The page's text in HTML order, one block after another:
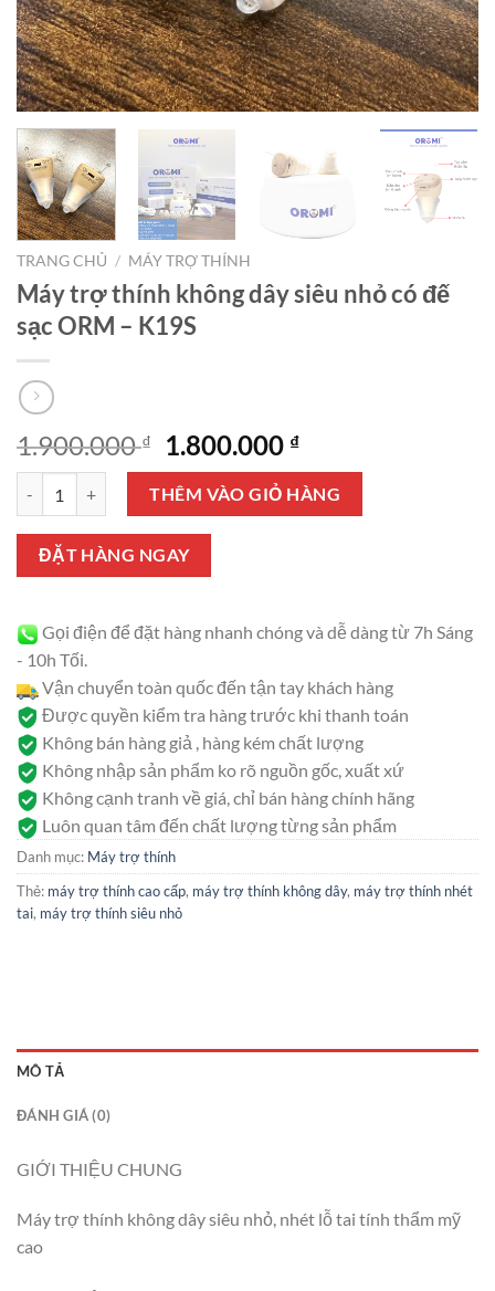
TRANG CHỦ / MÁY TRỢ THÍNH
Máy trợ thính không dây siêu nhỏ có đế
sạc ORM – K19S
1.900.000₫
Giá
gốc
là:
1.900.000 ₫.
1.800.000 ₫Giá
hiện
tại
là:
Máy trợ thính không dây siêu nhỏ có đế sạc ORM - K19S số lượng
THÊM VÀO GIỎ HÀNG
ĐẶT HÀNG NGAY
Gọi điện để đặt hàng nhanh chóng và dễ dàng từ 7h Sáng
- 10h Tối.
Vận chuyển toàn quốc đến tận tay khách hàng
Được quyền kiểm tra hàng trước khi thanh toán
Không bán hàng giả , hàng kém chất lượng
Không nhập sản phẩm ko rõ nguồn gốc, xuất xứ
Không cạnh tranh về giá, chỉ bán hàng chính hãng
Luôn quan tâm đến chất lượng từng sản phẩm
Danh mục: Máy trợ thính
Thẻ: máy trợ thính cao cấp, máy trợ thính không dây, máy trợ thính nhét
tai, máy trợ thính siêu nhỏ
MÔ TẢ
ĐÁNH GIÁ (0)
GIỚI THIỆU CHUNG
Máy trợ thính không dây siêu nhỏ, nhét lỗ tai tính thẩm mỹ
cao